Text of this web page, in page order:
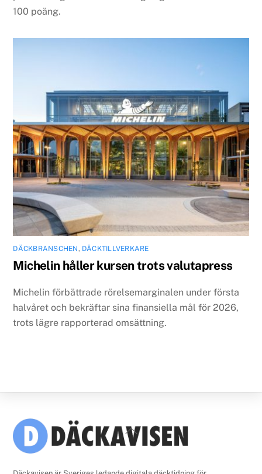
100 poäng.
DÄCKBRANSCHEN, DÄCKTILLVERKARE
Michelin håller kursen trots valutapress
Michelin förbättrade rörelsemarginalen under första
halvåret och bekräftar sina finansiella mål för 2026,
trots lägre rapporterad omsättning.
Back
To